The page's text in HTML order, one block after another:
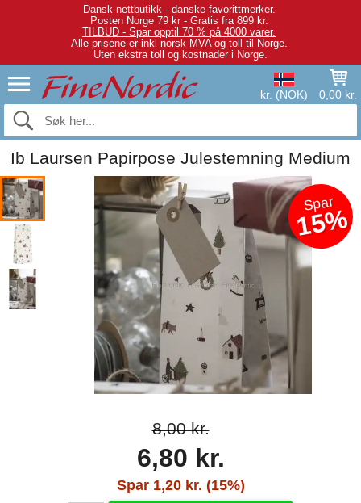
Dansk nettbutikk - danske favorittmerker.
Posten Norge 79 kr - Gratis fra 899 kr.
TILBUD - Spar opptil 70 % på 4000 varer.
Alle prisene er inkl norsk MVA og toll til Norge.
Uten ekstra toll og kostnader i Norge.
kr. (NOK) 0,00 kr.
Ib Laursen Papirpose Julestemning Medium
Spar
15%
8,00 kr.
6,80 kr.
Spar 1,20 kr. (15%)